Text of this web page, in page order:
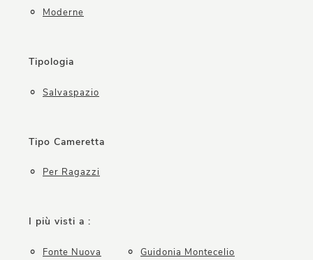
Moderne
Tipologia
Salvaspazio
Tipo Cameretta
Per Ragazzi
I più visti a :
Fonte Nuova Guidonia Montecelio